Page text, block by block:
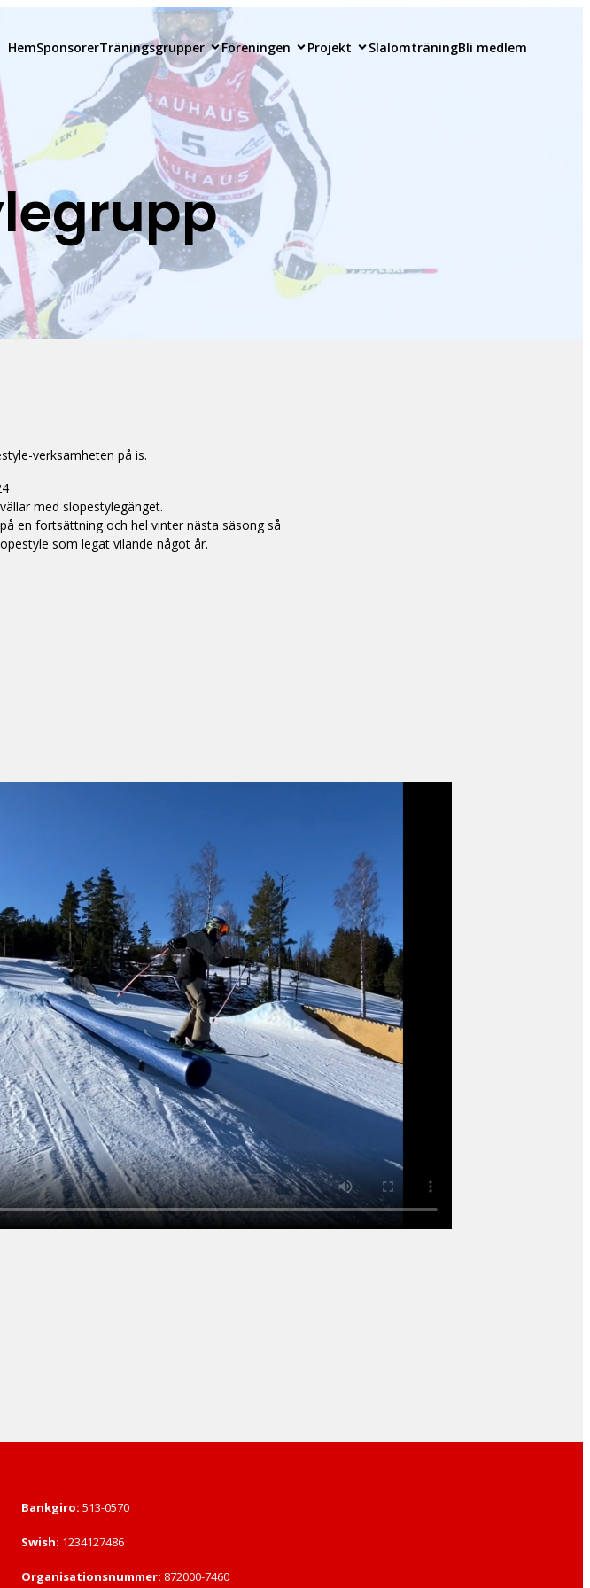
HemSponsorerTräningsgrupper Föreningen Projekt SlalomträningBli medlem
verksamheten på is.
med slopestylegänget.
en fortsättning och hel vinter nästa säsong så
som legat vilande något år.
Bankgiro: 513-0570
Swish: 1234127486
Organisationsnummer: 872000-7460